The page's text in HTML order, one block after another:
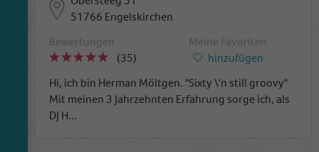
51766 Engelskirchen
Bewertungen
(35)
Meine Favoriten
hinzufügen
Hi, ich bin Herman Möltgen. "Sixty \'n still groovy"
Mit meinen 3 Jahrzehnten Erfahrung sorge ich, als
DJ H...